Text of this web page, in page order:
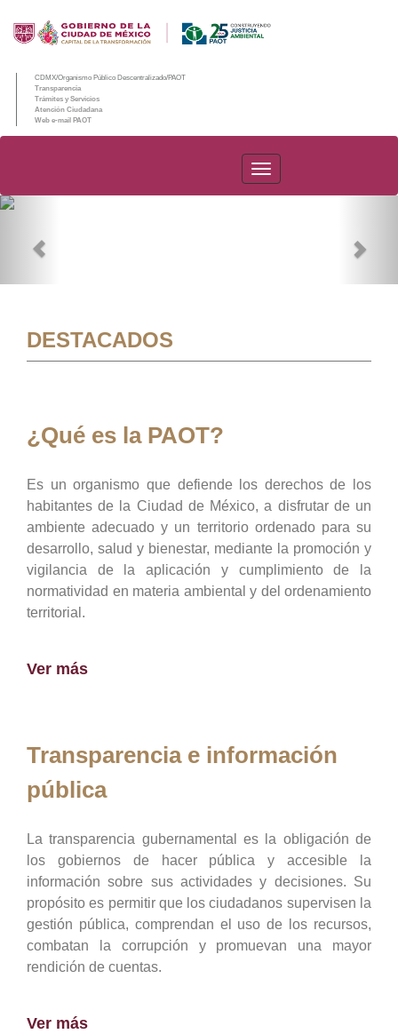
CDMX/Organismo Público Descentralizado/PAOT
Transparencia
Trámites y Servicios
Atención Ciudadana
Web e-mail PAOT
PAOT
DESTACADOS
¿Qué es la PAOT?
Es un organismo que defiende los derechos de los
habitantes de la Ciudad de México, a disfrutar de un
ambiente adecuado y un territorio ordenado para su
desarrollo, salud y bienestar, mediante la promoción y
vigilancia de la aplicación y cumplimiento de la
normatividad en materia ambiental y del ordenamiento
territorial.
Ver más
Transparencia e información
pública
La transparencia gubernamental es la obligación de
los gobiernos de hacer pública y accesible la
información sobre sus actividades y decisiones. Su
propósito es permitir que los ciudadanos supervisen la
gestión pública, comprendan el uso de los recursos,
combatan la corrupción y promuevan una mayor
rendición de cuentas.
Ver más